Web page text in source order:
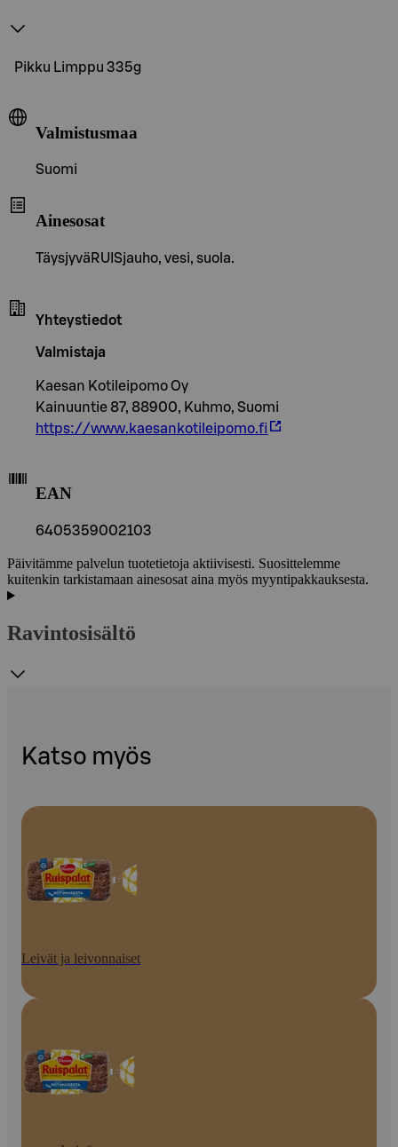
Pikku Limppu 335g
Valmistusmaa
Suomi
Ainesosat
TäysjyväRUISjauho, vesi, suola.
Yhteystiedot
Valmistaja
Kaesan Kotileipomo Oy
Kainuuntie 87, 88900, Kuhmo, Suomi
https://www.kaesankotileipomo.fi
EAN
6405359002103
Päivitämme palvelun tuotetietoja aktiivisesti. Suosittelemme
kuitenkin tarkistamaan ainesosat aina myös myyntipakkauksesta.
Ravintosisältö
Katso myös
Leivät ja leivonnaiset